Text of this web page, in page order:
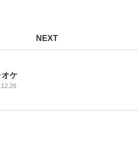
NEXT
オケ